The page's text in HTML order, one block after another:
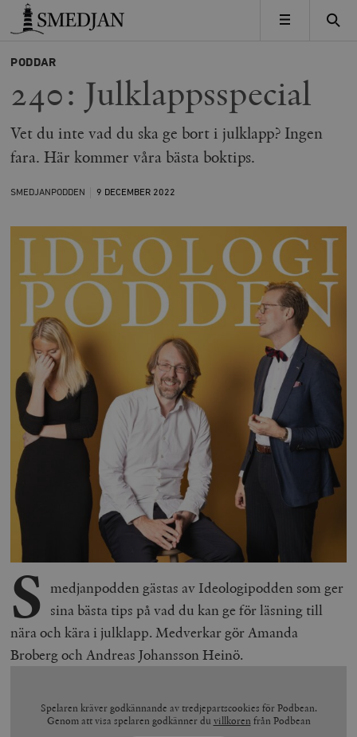
Timbro
MENY
PODDAR
240: Julklappsspecial
Vet du inte vad du ska ge bort i julklapp? Ingen
fara. Här kommer våra bästa boktips.
SMEDJANPODDEN 9 DECEMBER 2022
S medjanpodden gästas av Ideologipodden som ger
sina bästa tips på vad du kan ge för läsning till
nära och kära i julklapp. Medverkar gör Amanda
Broberg och Andreas Johansson Heinö.
Spelaren kräver godkännande av tredjepartscookies för Podbean.
Genom att visa spelaren godkänner du villkoren från Podbean